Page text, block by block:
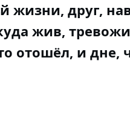
жизни, друг,
жив,
отошёл, и дне,